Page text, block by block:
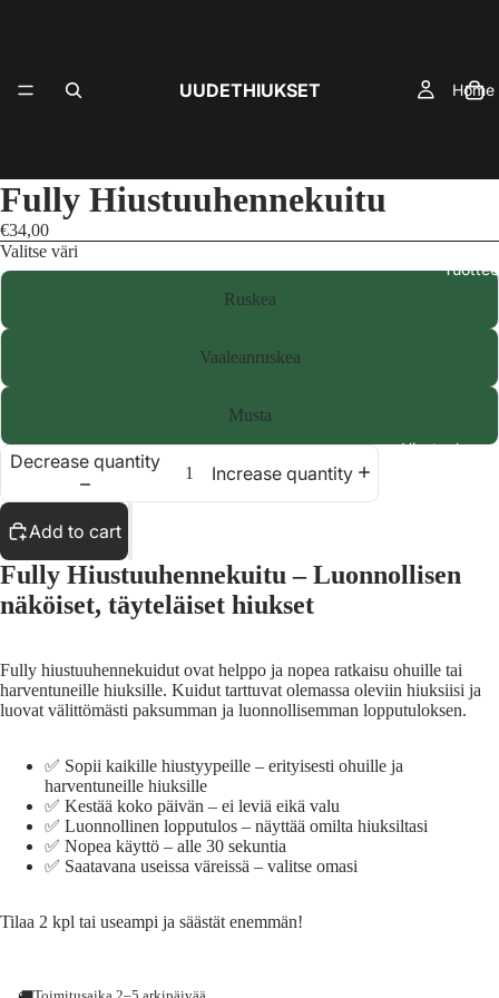
UUDETHIUKSET Home
Fully Hiustuuhennekuitu
€34,00
Valitse väri
Ruskea
Vaaleanruskea
Musta
Decrease quantity
Increase quantity
Add to cart
Fully Hiustuuhennekuitu – Luonnollisen
näköiset, täyteläiset hiukset
Fully hiustuuhennekuidut ovat helppo ja nopea ratkaisu ohuille tai
harventuneille hiuksille. Kuidut tarttuvat olemassa oleviin hiuksiisi ja
luovat välittömästi paksumman ja luonnollisemman lopputuloksen.
✅ Sopii kaikille hiustyypeille – erityisesti ohuille ja
harventuneille hiuksille
✅ Kestää koko päivän – ei leviä eikä valu
✅ Luonnollinen lopputulos – näyttää omilta hiuksiltasi
✅ Nopea käyttö – alle 30 sekuntia
✅ Saatavana useissa väreissä – valitse omasi
Tilaa 2 kpl tai useampi ja säästät enemmän!